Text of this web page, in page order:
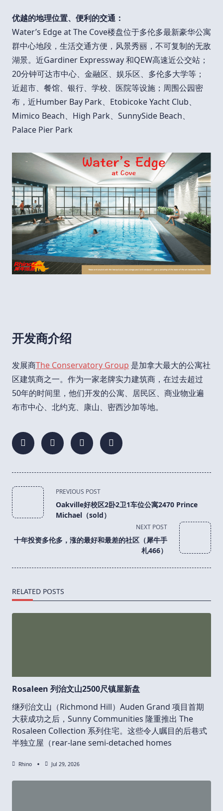
优越的地理位置、便利的交通：
Water’s Edge at The Cove楼盘位于多伦多最新豪华公寓
群中心地段，生活交通方便，风景秀丽，不可复制的无敌
湖景。近Gardiner Expressway 和QEW高速近公交站；
20分钟可达市中心、金融区、娱乐区、多伦多大学等；
近超市、餐馆、银行、学校、医院等设施；周围公园密
布，近Humber Bay Park、Etobicoke Yacht Club、
Mimico Beach、High Park、SunnySide Beach、
Palace Pier Park
开发商介绍
发展商The Conservatory Group 是加拿大最大的公寓社
区建筑商之一。作为一家老牌实力建筑商，在过去超过
50年的时间里，他们开发的公寓、居民区、商业物业遍
布市中心、北约克、康山、密西沙加等地。
<span
class="nav-
subtitle
reader-
PREVIOUS POST
Oakville好校区2卧2卫1车位公寓2470 Prince
Michael（sold）
NEXT POST
十年投资多伦多，涨的最好和最差的社区（犀牛手
札466）
RELATED POSTS
Rosaleen 列治文山2500尺镇屋新盘
继列治文山（Richmond Hill）Auden Grand 项目首期
大获成功之后，Sunny Communities 隆重推出 The
Rosaleen Collection 系列住宅。这些令人瞩目的后巷式
半独立屋（rear-lane semi-detached homes
Rhino Jul 29, 2026